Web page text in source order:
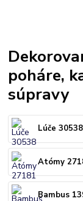
poháre,
súpravy
Lúče 30538
Atómy
Bambus